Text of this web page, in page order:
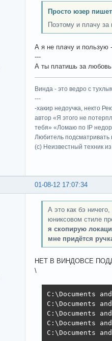
Просто юзер
Поэтому и плачу за
А я не плачу и пользую
---
А ты платишь за
Винда - это ведро с
---
-хакир недоучка, некто
автор «Я этого не
тебя» «Ломаю по IP
Любитель подсматривать
(c) Неизвестный техник
01-08-12 17:07:34
А это как бэ
юниксовом стиле
я скопирую
мне придётся
НЕТ В ВИНДОВСЕ
\
C:\Documents
C:\Documents
C:\Documents
C:\Documents
C:\Documents